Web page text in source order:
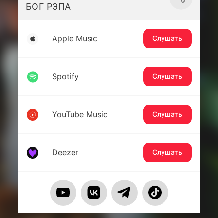
БОГ РЭПА
Apple Music Слушать
Spotify Слушать
YouTube Music Слушать
Deezer Слушать